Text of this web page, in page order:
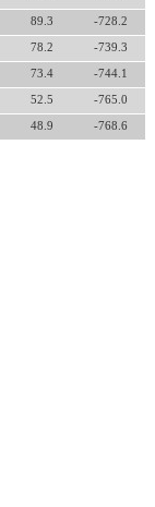
89.3 -728.2
78.2 -739.3
73.4 -744.1
52.5 -765.0
48.9 -768.6